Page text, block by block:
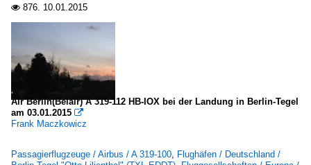
 876. 10.01.2015
Air Berlin(Belair) A 319-112 HB-IOX bei der Landung in Berlin-Tegel
am 03.01.2015 
Frank Maczkowicz
Passagierflugzeuge / Airbus / A 319-100, Flughäfen / Deutschland /